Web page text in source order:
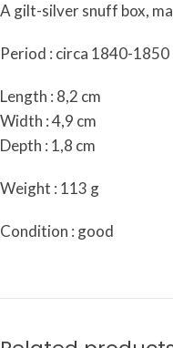
A gilt-silver snuff box,
Period : circa 1840-1850
Length : 8,2 cm
Width : 4,9 cm
Depth : 1,8 cm
Weight : 113 g
Condition : good